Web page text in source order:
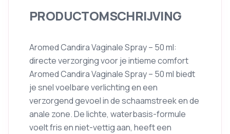
PRODUCTOMSCHRIJVING
Aromed Candira Vaginale Spray – 50 ml:
directe verzorging voor je intieme comfort
Aromed Candira Vaginale Spray – 50 ml biedt
je snel voelbare verlichting en een
verzorgend gevoel in de schaamstreek en de
anale zone. De lichte, waterbasis-formule
voelt fris en niet-vettig aan, heeft een